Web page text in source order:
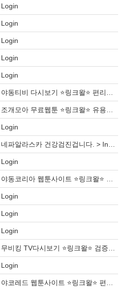
Login
Login
Login
Login
Login
Login
Login
Login
Login
Login
Login